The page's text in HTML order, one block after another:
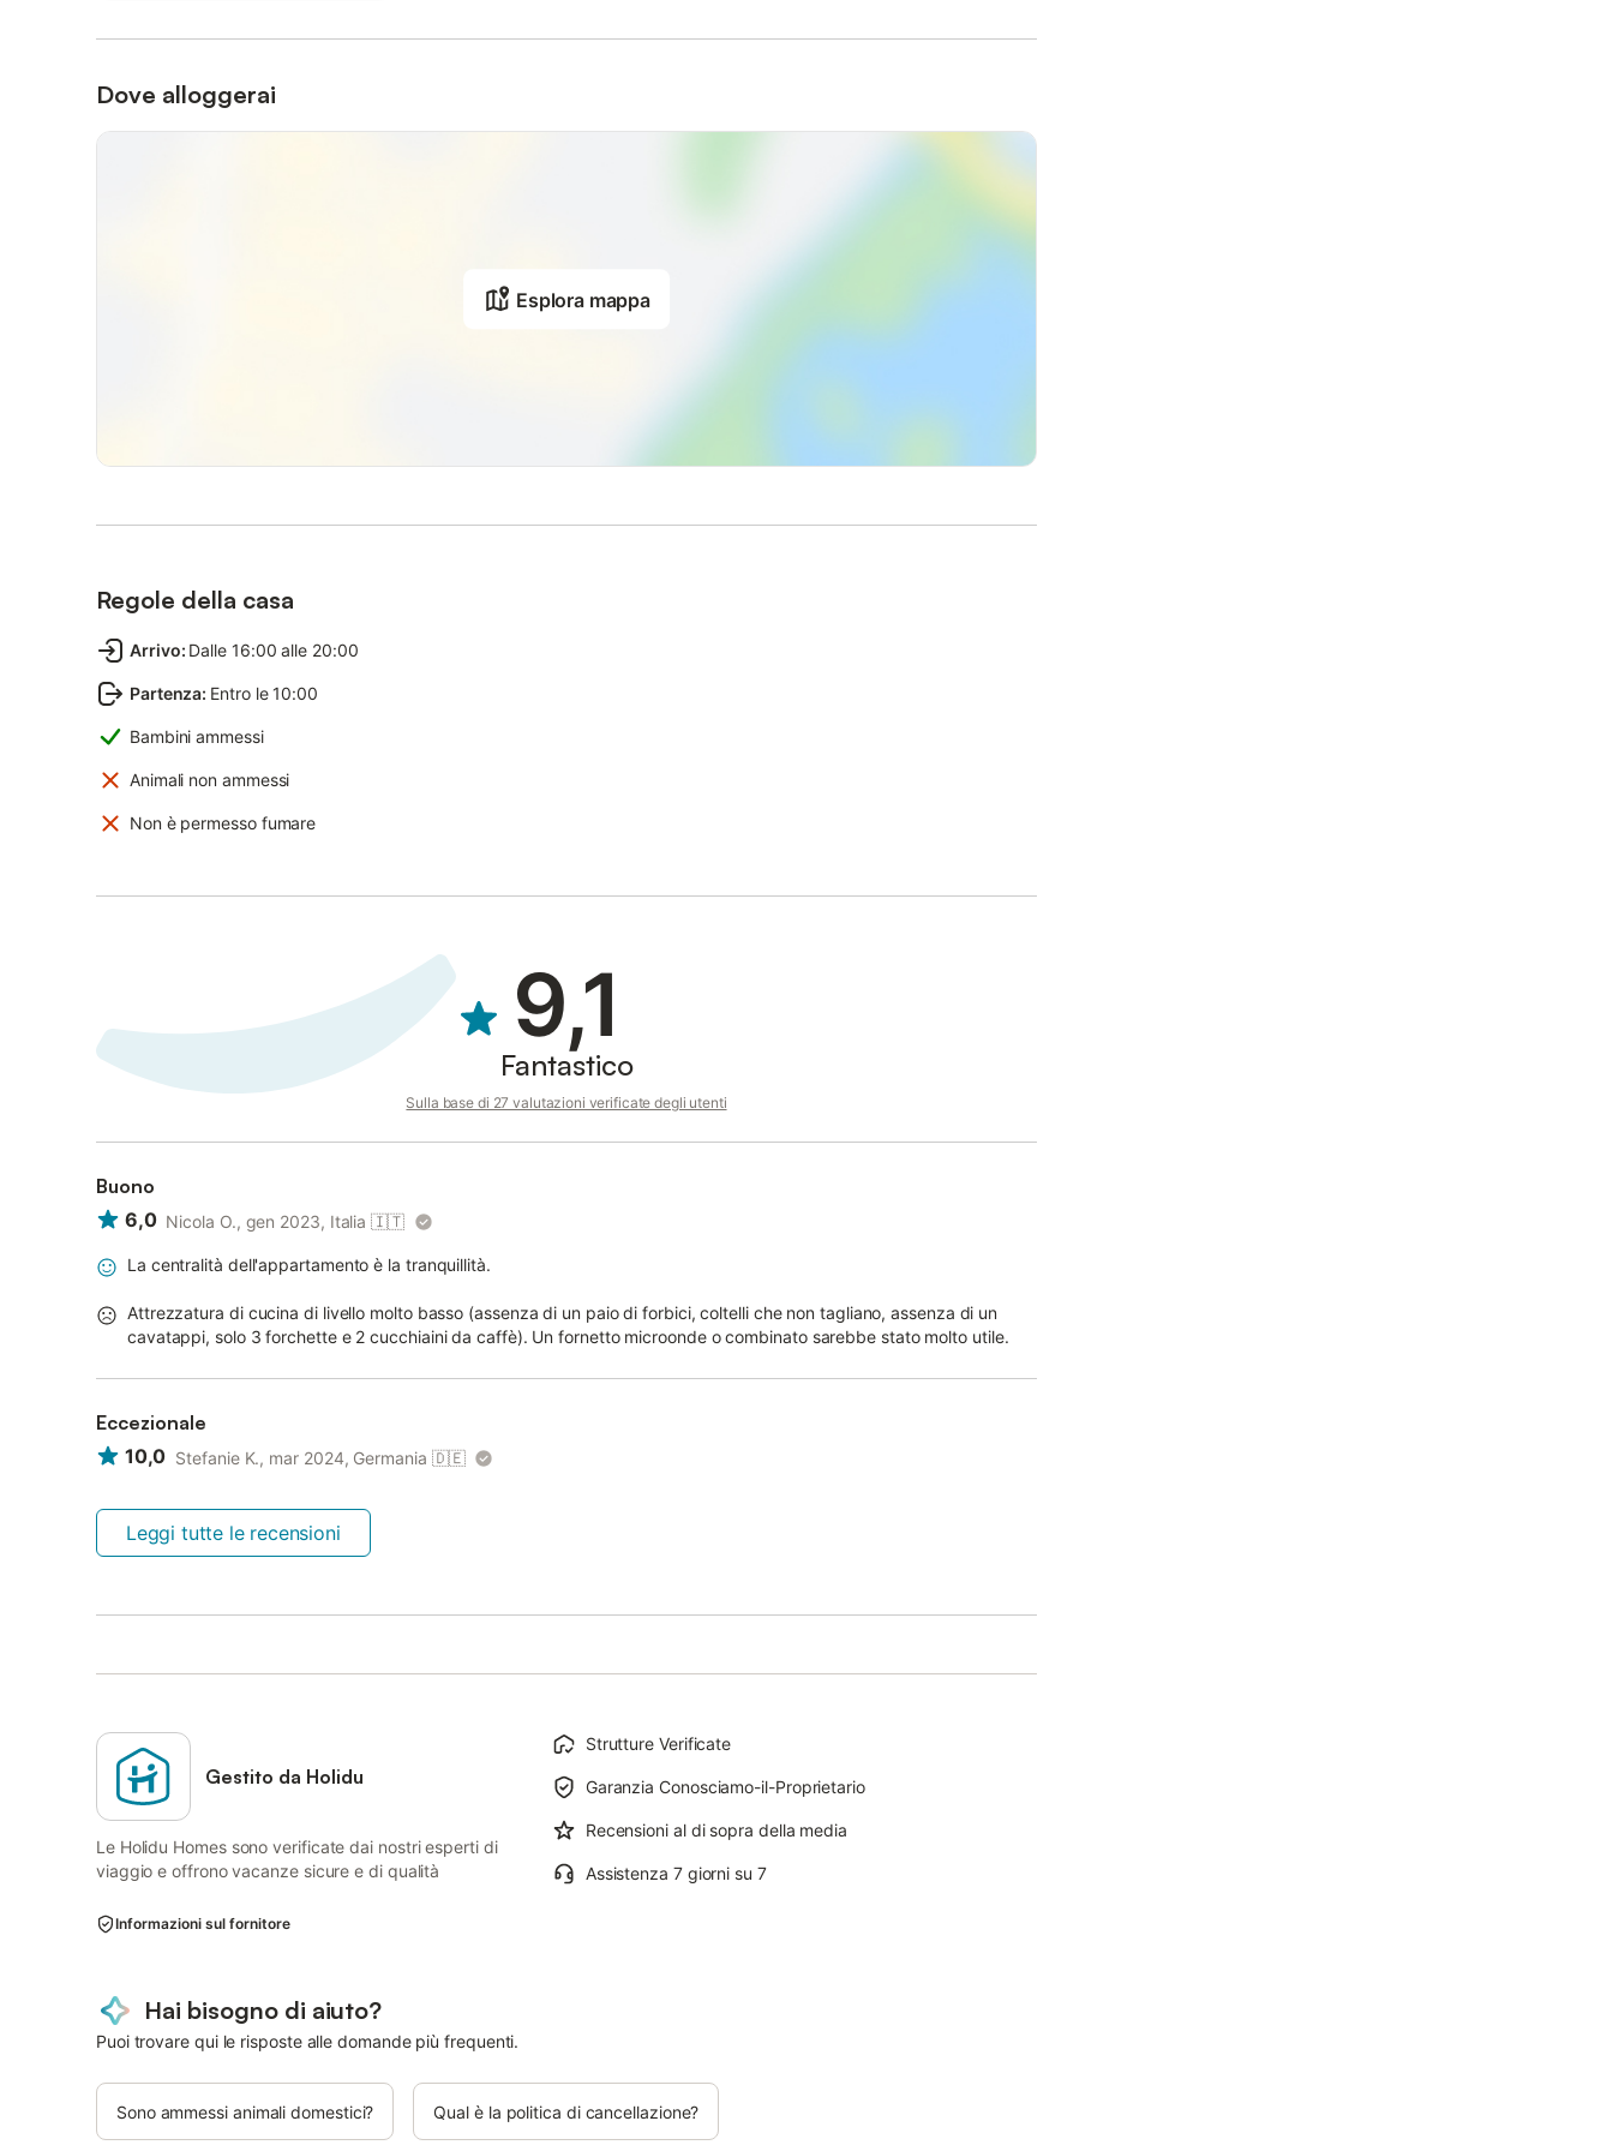
Dove alloggerai
Esplora mappa
Regole della casa
Arrivo: Dalle 16:00 alle 20:00
Partenza: Entro le 10:00
Bambini ammessi
Animali non ammessi
Non è permesso fumare
9,1
Fantastico
Sulla base di 27 valutazioni verificate degli utenti
Buono
6,0 Nicola O., gen 2023, Italia 🇮🇹
La centralità dell'appartamento è la tranquillità.
Attrezzatura di cucina di livello molto basso (assenza di un paio di forbici, coltelli che non tagliano, assenza di un
cavatappi, solo 3 forchette e 2 cucchiaini da caffè). Un fornetto microonde o combinato sarebbe stato molto utile.
Eccezionale
10,0 Stefanie K., mar 2024, Germania 🇩🇪
Leggi tutte le recensioni
Gestito da Holidu
Le Holidu Homes sono verificate dai nostri esperti di
viaggio e offrono vacanze sicure e di qualità
Strutture Verificate
Garanzia Conosciamo-il-Proprietario
Recensioni al di sopra della media
Assistenza 7 giorni su 7
Informazioni sul fornitore
Hai bisogno di aiuto?
Puoi trovare qui le risposte alle domande più frequenti.
Sono ammessi animali domestici? Qual è la politica di cancellazione?